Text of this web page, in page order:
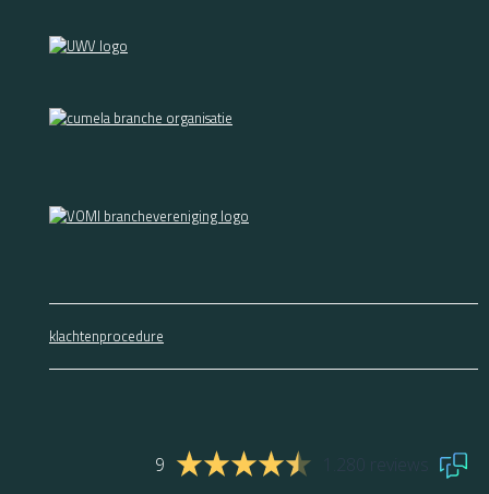
klachtenprocedure
9